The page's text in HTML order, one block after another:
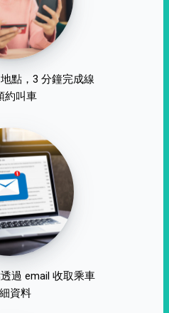
點，3 分鐘完成線
約叫車
過 email 收取乘車
資料